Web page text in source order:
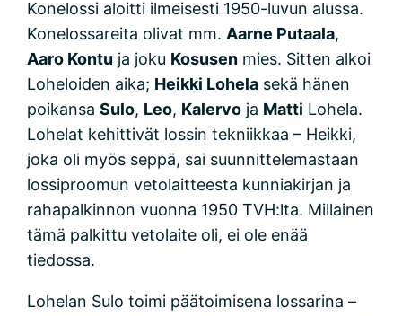
Konelossi aloitti ilmeisesti 1950-luvun alussa.
Konelossareita olivat mm.Aarne Putaala,
Aaro Kontu ja joku Kosusen mies. Sitten alkoi
Loheloiden aika; Heikki Lohela sekä hänen
poikansaSulo, Leo, Kalervo ja Matti Lohela.
Lohelat kehittivät lossin tekniikkaa – Heikki,
joka oli myös seppä, sai suunnittelemastaan
lossiproomun vetolaitteesta kunniakirjan ja
rahapalkinnon vuonna 1950 TVH:lta. Millainen
tämä palkittu vetolaite oli, ei ole enää
tiedossa.
Lohelan Sulo toimi päätoimisena lossarina –